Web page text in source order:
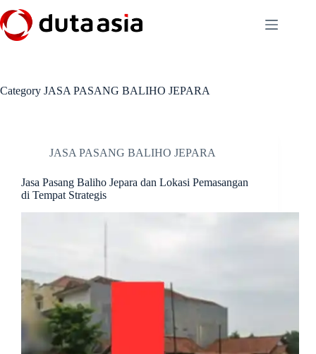
to
content
Category JASA PASANG BALIHO JEPARA
JASA PASANG BALIHO JEPARA
Jasa Pasang Baliho Jepara dan Lokasi Pemasangan
di Tempat Strategis